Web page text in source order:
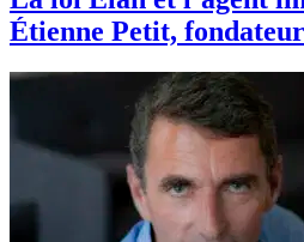
Étienne Petit,